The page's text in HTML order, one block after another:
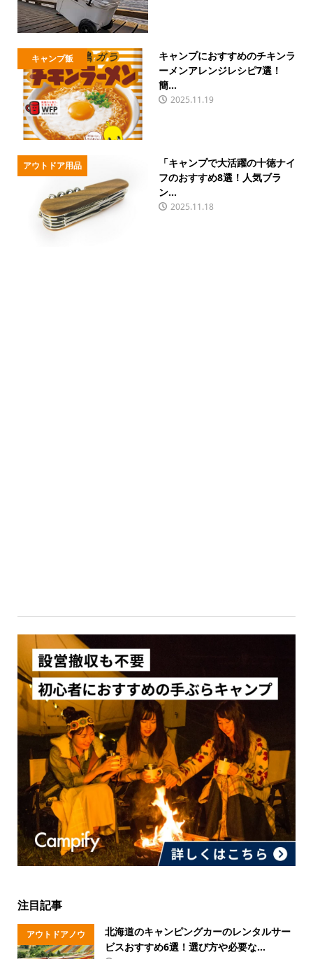
キャンプ飯
キャンプにおすすめのチキンラ
ーメンアレンジレシピ7選！
簡...
2025.11.19
アウトドア用品
「キャンプで大活躍の十徳ナイ
フのおすすめ8選！人気ブラ
ン...
2025.11.18
注目記事
アウトドアノウ
ハウ
北海道のキャンピングカーのレンタルサー
ビスおすすめ6選！選び方や必要な...